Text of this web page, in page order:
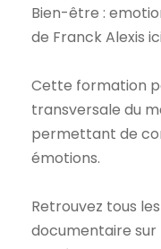
Bien-être :
de Franck Alexis
Cette formation
transversale du
permettant de
émotions.
Retrouvez tous
documentaire sur